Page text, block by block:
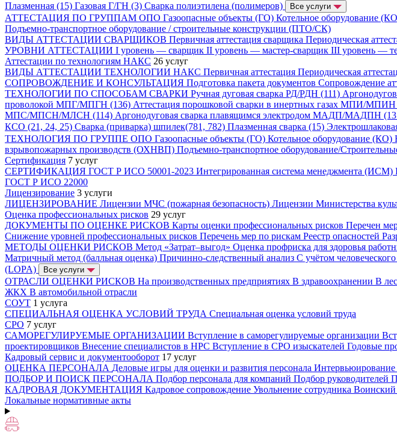
Плазменная (15) Газовая Г/ГН (3) Сварка полиэтилена (полимеров) Все услуги
АТТЕСТАЦИЯ ПО ГРУППАМ ОПО Газоопасные объекты (ГО) Котельное оборудование
Подъемно-транспортное оборудование / строительные конструкции (ПТО/СК)
ВИДЫ АТТЕСТАЦИИ СВАРЩИКОВ Первичная аттестация сварщика Периодическая
УРОВНИ АТТЕСТАЦИИ I уровень — сварщик II уровень — мастер-сварщик III уровень —
Аттестации по технологиям НАКС 26 услуг
ВИДЫ АТТЕСТАЦИИ ТЕХНОЛОГИИ НАКС Первичная аттестация Периодическая
СОПРОВОЖДЕНИЕ И КОНСУЛЬТАЦИЯ Подготовка пакета документов Сопровождение
ТЕХНОЛОГИИ ПО СПОСОБАМ СВАРКИ Ручная дуговая сварка РД/РДН (111)
проволокой МПГ/МПГН (136) Аттестация порошковой сварки в инертных газах МПИ/МПИН
МПС/МПСН/МЛСН (114) Аргонодуговая сварка плавящимся электродом МАДП/МАДПН
КСО (21, 24, 25) Сварка (приварка) шпилек(781, 782) Плазменная сварка (15)
ТЕХНОЛОГИЯ ПО ГРУППЕ ОПО Газоопасные объекты (ГО) Котельное оборудование (КО)
взрывопожарных производств (ОХНВП) Подъемно-транспортное оборудование/
Сертификация 7 услуг
СЕРТИФИКАЦИЯ ГОСТ Р ИСО 50001-2023 Интегрированная система менеджмента (ИСМ)
ГОСТ Р ИСО 22000
Лицензирование 3 услуги
ЛИЦЕНЗИРОВАНИЕ Лицензии МЧС (пожарная безопасность) Лицензии Министерства
Оценка профессиональных рисков 29 услуг
ДОКУМЕНТЫ ПО ОЦЕНКЕ РИСКОВ Карты оценки профессиональных рисков Перечен
Снижение уровней профессиональных рисков Перечень мер по рискам Реестр опасностей
МЕТОДЫ ОЦЕНКИ РИСКОВ Метод «Затрат–выгод» Оценка профриска для здоровья
Матричный метод (балльная оценка) Причинно-следственный анализ С учётом
(LOPA)
Все услуги
ОТРАСЛИ ОЦЕНКИ РИСКОВ На производственных предприятиях В здравоохранении В
ЖКХ В автомобильной отрасли
СОУТ 1 услуга
СПЕЦИАЛЬНАЯ ОЦЕНКА УСЛОВИЙ ТРУДА Специальная оценка условий труда
СРО 7 услуг
САМОРЕГУЛИРУЕМЫЕ ОРГАНИЗАЦИИ Вступление в саморегулируемые организации
проектировщиков Внесение специалистов в НРС Вступление в СРО изыскателей Годовые
Кадровый сервис и документооборот 17 услуг
ОЦЕНКА ПЕРСОНАЛА Деловые игры для оценки и развития персонала Интервьюирование
ПОДБОР И ПОИСК ПЕРСОНАЛА Подбор персонала для компаний Подбор руководителей
КАДРОВАЯ ДОКУМЕНТАЦИЯ Кадровое сопровождение Увольнение сотрудника Воинский
Локальные нормативные акты